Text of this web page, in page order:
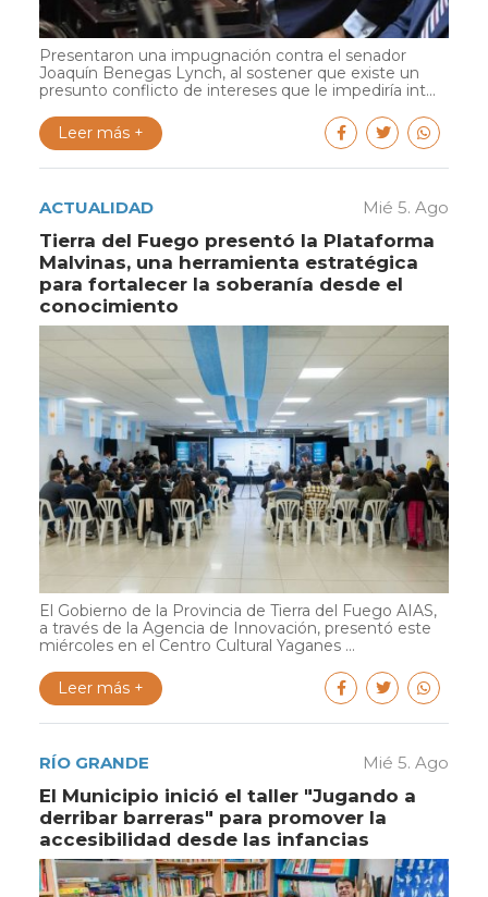
Presentaron una impugnación contra el senador
Joaquín Benegas Lynch, al sostener que existe un
presunto conflicto de intereses que le impediría int...
Leer más +
ACTUALIDAD Mié 5. Ago
Tierra del Fuego presentó la Plataforma
Malvinas, una herramienta estratégica
para fortalecer la soberanía desde el
conocimiento
El Gobierno de la Provincia de Tierra del Fuego AIAS,
a través de la Agencia de Innovación, presentó este
miércoles en el Centro Cultural Yaganes ...
Leer más +
RÍO GRANDE Mié 5. Ago
El Municipio inició el taller "Jugando a
derribar barreras" para promover la
accesibilidad desde las infancias